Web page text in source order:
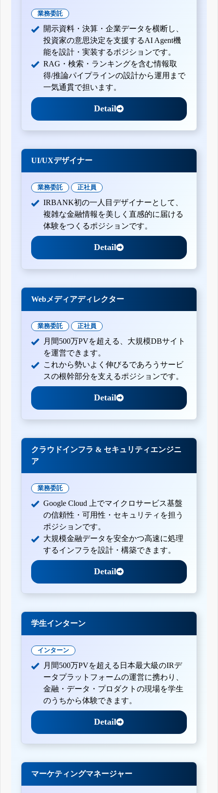
業務委託
開示資料・決算・企業データを横断し、
投資家の意思決定を支援するAI Agent機
能を設計・実装するポジションです。
RAG・検索・ランキングを含む情報取
得/推論パイプラインの設計から運用まで
一気通貫で担います。
Detail
UI/UXデザイナー
業務委託 正社員
IRBANK初の一人目デザイナーとして、
複雑な金融情報を美しく直感的に届ける
体験をつくるポジションです。
Detail
Webメディアディレクター
業務委託 正社員
月間500万PVを超える、大規模DBサイト
を運営できます。
これから勢いよく伸びるであろうサービ
スの根幹部分を支えるポジションです。
Detail
クラウドインフラ & セキュリティエンジニ
ア
業務委託
Google Cloud 上でマイクロサービス基盤
の信頼性・可用性・セキュリティを担う
ポジションです。
大規模金融データを安全かつ高速に処理
するインフラを設計・構築できます。
Detail
学生インターン
インターン
月間500万PVを超える日本最大級のIRデ
ータプラットフォームの運営に携わり、
金融・データ・プロダクトの現場を学生
のうちから体験できます。
Detail
マーケティングマネージャー